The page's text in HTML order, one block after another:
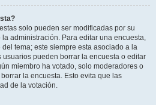
solo pueden ser modificadas por su
administración. Para editar una encuesta,
tema; este siempre esta asociado a la
pueden borrar la encuesta o editar
miembro ha votado, solo moderadores o
la encuesta. Esto evita que las
de la votación.